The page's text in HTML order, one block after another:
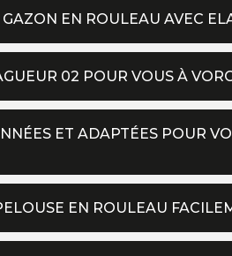
EN ROULEAU AVEC
02 POUR VOUS À
ET ADAPTÉES POUR
EN ROULEAU